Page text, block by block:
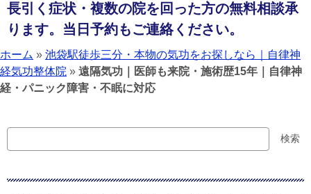
長引く症状・複数の院を回った方の無料相談承
ります。当日予約もご連絡ください。
ホーム » 池袋駅徒歩三分・本物の気功をお探しなら｜自律神
経気功整体院 » 遠隔気功｜医師も来院・施術歴15年｜自律神
経・パニック障害・不眠に対応
索
検索